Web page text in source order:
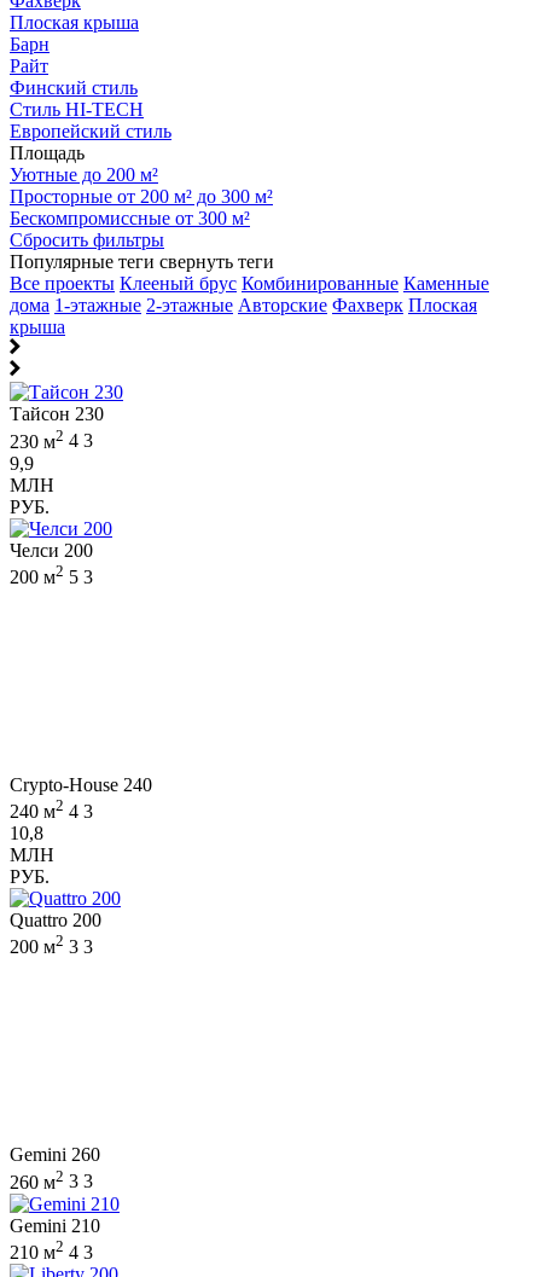
Плоская крыша
Барн
Райт
Финский стиль
Стиль HI-TECH
Европейский стиль
Площадь
Уютные до 200 м²
Просторные от 200 м² до 300 м²
Бескомпромиссные от 300 м²
Сбросить фильтры
Популярные теги свернуть теги
Все проекты Клееный брус Комбинированные Каменные
дома 1-этажные 2-этажные Авторские Фахверк Плоская
крыша
Тайсон 230
230 м2 4 3
9,9
МЛН
РУБ.
Челси 200
200 м2 5 3
Crypto-House 240
240 м2 4 3
10,8
МЛН
РУБ.
Quattro 200
200 м2 3 3
Gemini 260
260 м2 3 3
Gemini 210
210 м2 4 3